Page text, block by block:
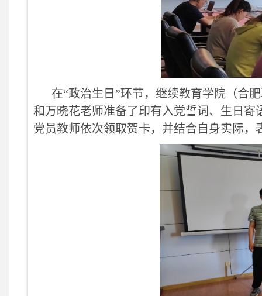
在“政治生日”环节， 继续教育学院（合
和万晓花老师准备了印有入党誓词、生日寄
党员教师依次领取贺卡，并结合自身实际